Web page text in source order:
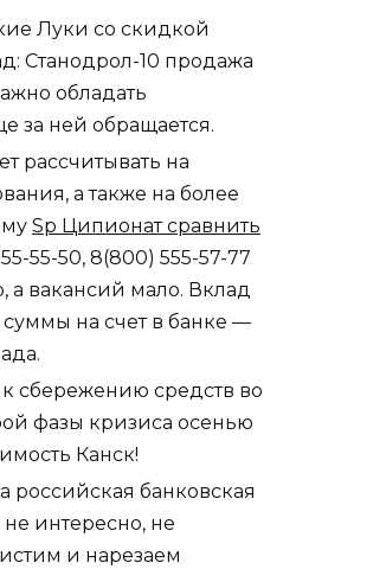
Луки со скидкой
Станодрол-10 продажа
обладать
за ней обращается.
рассчитывать на
а также на более
Sp Ципионат сравнить
55-50, 8(800) 555-57-77
а вакансий мало. Вклад
на счет в банке —
сбережению средств во
фазы кризиса осенью
Канск!
российская банковская
интересно, не
и нарезаем